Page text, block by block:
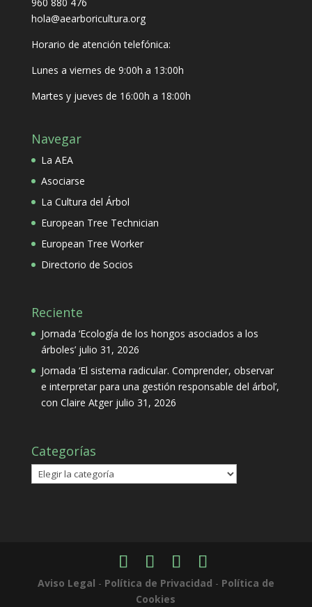
hola@aearboricultura.org
Horario de atención telefónica:
Lunes a viernes de 9:00h a 13:00h
Martes y jueves de 16:00h a 18:00h
Navegar
La AEA
Asociarse
La Cultura del Árbol
European Tree Technician
European Tree Worker
Directorio de Socios
Reciente
Jornada ‘Ecología de los hongos asociados a los
árboles’ julio 31, 2026
Jornada ‘El sistema radicular. Comprender, observar
e interpretar para una gestión responsable del árbol’,
con Claire Atger julio 31, 2026
Categorías
Categorías
Aviso Legal - Política de Privacidad - Política de
Cookies